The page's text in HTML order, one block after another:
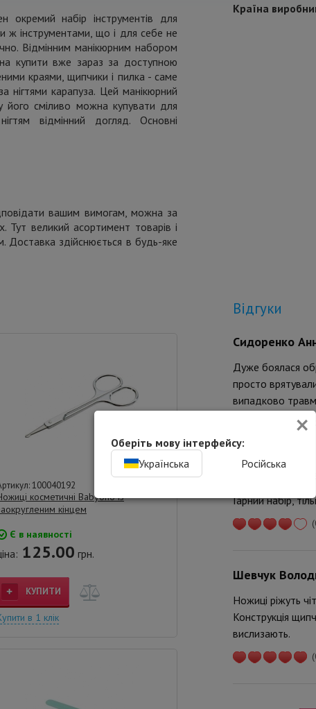
окремий набір інструментів для
ж інструментами, що і для себе не
Відмінним манікюрним набором
купити вже зараз за доступною
краями, щипчики і пилка - саме
карапуза. Цей манікюрний
його сміливо можна купувати для
відмінний догляд. Основні
вашим вимогам, можна за
Тут великий асортимент товарів і
здійснюється в будь-яке
Країна
100040192
косметичні Babyono із
кінцем
Є в наявності
125.00 грн.
КУПИТИ
в 1 клік
Відгуки
Сидоренко
Дуже боялася
просто
випадково
Романова
Гарний набір,
Шевчук
Ножиці ріжуть
Конструкція
вислизають.
×
Оберіть мову інтерфейсу:
Українська
Російська